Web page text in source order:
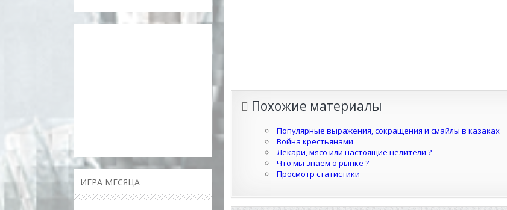
ИГРА МЕСЯЦА
Похожие материалы
Популярные выражения, сокращения и смайлы в казаках
Война крестьянами
Лекари, мясо или настоящие целители ?
Что мы знаем о рынке ?
Просмотр статистики